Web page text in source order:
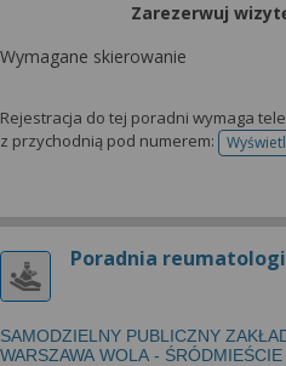
Zarezerwuj
Wymagane skierowanie
Rejestracja do tej poradni wymaga
z przychodnią pod numerem:
Poradnia
SAMODZIELNY PUBLICZNY
WARSZAWA WOLA - ŚRÓDMIEŚCIE